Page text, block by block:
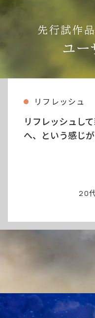
先行試作
ユー
リフレッシュ
リフレッシュし
へ、という感じが
20